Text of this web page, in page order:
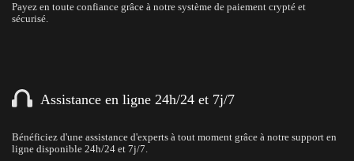
Payez en toute confiance grâce à notre système de paiement crypté et
sécurisé.
Assistance en ligne 24h/24 et 7j/7
Bénéficiez d'une assistance d'experts à tout moment grâce à notre support en
ligne disponible 24h/24 et 7j/7.